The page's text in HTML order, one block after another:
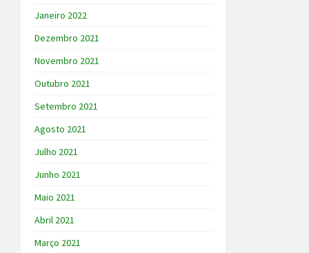
Janeiro 2022
Dezembro 2021
Novembro 2021
Outubro 2021
Setembro 2021
Agosto 2021
Julho 2021
Junho 2021
Maio 2021
Abril 2021
Março 2021